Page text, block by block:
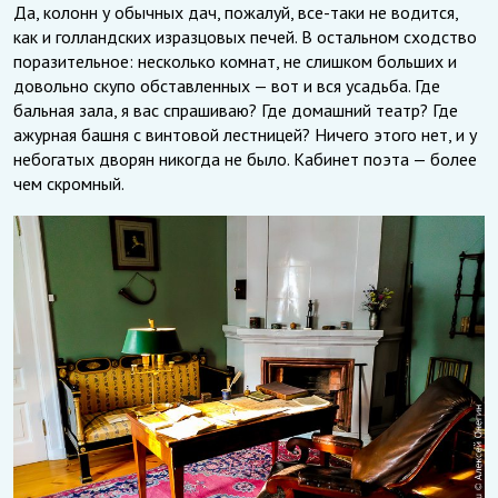
Да, колонн у обычных дач, пожалуй, все-таки не водится,
как и голландских изразцовых печей. В остальном сходство
поразительное: несколько комнат, не слишком больших и
довольно скупо обставленных — вот и вся усадьба. Где
бальная зала, я вас спрашиваю? Где домашний театр? Где
ажурная башня с винтовой лестницей? Ничего этого нет, и у
небогатых дворян никогда не было. Кабинет поэта — более
чем скромный.